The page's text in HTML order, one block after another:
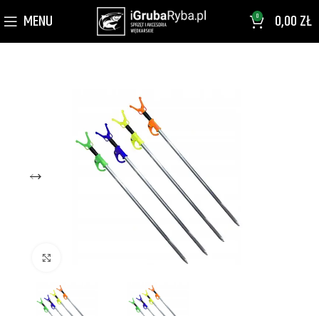
MENU 0 0,00ZŁ